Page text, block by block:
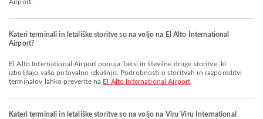
Airport.
Kateri terminali in letališke storitve so na voljo na El Alto International
Airport?
El Alto International Airport ponuja Taksi in številne druge storitve, ki
izboljšajo vašo potovalno izkušnjo. Podrobnosti o storitvah in razporeditvi
terminalov lahko preverite na El Alto International Airport
Kateri terminali in letališke storitve so na voljo na Viru Viru International